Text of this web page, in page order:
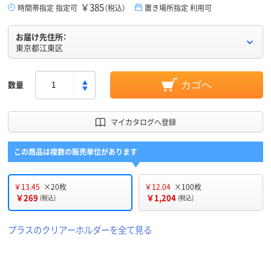
時間帯指定 指定可 ￥385（税込） 置き場所指定 利用可
お届け先住所：
東京都江東区
数量 カゴへ
マイカタログへ登録
この商品は複数の販売単位があります
￥13.45 ×20枚
￥269 (税込)
￥12.04 ×100枚
￥1,204 (税込)
プラスのクリアーホルダーを全て見る